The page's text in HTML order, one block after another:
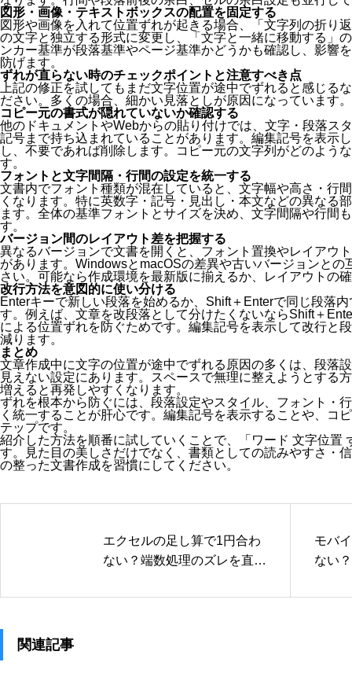
図形・画像・テキストボックスの配置を固定する
図形や画像を入れて位置ずれが起きる場合、「文字列の折り
の文字と独立する形式に変更し、「文字と一緒に移動する」
ンカー基準が段落基準やページ基準かどうかも確認し、影響
防げます。
ずれが直らない時のチェックポイントと注意すべき点
上記の修正を試してもまだ文字位置が途中でずれると感じる
ださい。多くの場合、細かい見落としが原因になっています
コピー元の書式が隠れていないか確認する
他のドキュメントやWebからの貼り付けでは、文字・段落ス
記号まで持ち込まれていることがあります。編集記号を表示
し、不要であれば削除します。コピー元の文字列がどのよう
す。
フォントと文字間隔・行間の設定を統一する
文書内でフォント種類が混在していると、文字幅や高さ・行
くなります。特に英数字・記号・見出し・本文などの異なる
ます。全体の基準フォントとサイズを決め、文字間隔や行間
す。
バージョン間のレイアウト差を把握する
異なるバージョンで文書を開くと、フォント置換やレイアウ
があります。WindowsとmacOSの差異や古いバージョンと
さい。可能なら作成環境を最新版に揃えるか、レイアウトの
改行方法を意図的に使い分ける
Enterキーで新しい段落を始めるか、Shift＋Enterで同じ段落
す。例えば、文章を改段落として分けたくないならShift＋
による位置ずれを防ぐためです。編集記号を表示して改行と
減ります。
まとめ
文章作成中に文字の位置が途中でずれる原因の多くは、段落
見えない設定にあります。スペースで無理に整えようとする
増えると再発しやすくなります。
ずれを根本から防ぐには、段落設定やスタイル、フォント・
く統一することが肝心です。編集記号を表示することや、コ
テップです。
紹介した方法を順番に試していくことで、「ワード 文字位置
す。見た目の美しさだけでなく、書類としての読みやすさ・
の整った文書作成を習慣にしてください。
エクセルの足し算で1円合わ
ない？端数処理のズレを直す
モバ
ない
関連記事